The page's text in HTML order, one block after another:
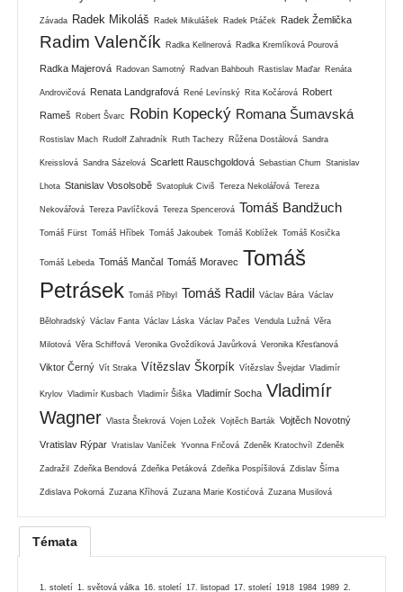
Závada Radek Mikoláš Radek Mikulášek Radek Ptáček Radek Žemlička
Radim Valenčík Radka Kellnerová Radka Kremlíková Pourová
Radka Majerová Radovan Samotný Radvan Bahbouh Rastislav Maďar Renáta
Androvičová Renata Landgrafová René Levínský Rita Kočárová Robert
Rameš Robert Švarc Robin Kopecký Romana Šumavská
Rostislav Mach Rudolf Zahradník Ruth Tachezy Růžena Dostálová Sandra
Kreisslová Sandra Sázelová Scarlett Rauschgoldová Sebastian Chum Stanislav
Lhota Stanislav Vosolsobě Svatopluk Civiš Tereza Nekolářová Tereza
Nekovářová Tereza Pavlíčková Tereza Spencerová Tomáš Bandžuch
Tomáš Fürst Tomáš Hříbek Tomáš Jakoubek Tomáš Koblížek Tomáš Kosička
Tomáš Lebeda Tomáš Mančal Tomáš Moravec Tomáš
Petrásek Tomáš Přibyl Tomáš Radil Václav Bára Václav
Bělohradský Václav Fanta Václav Láska Václav Pačes Vendula Lužná Věra
Milotová Věra Schiffová Veronika Gvoždíková Javůrková Veronika Křesťanová
Viktor Černý Vít Straka Vítězslav Škorpík Vítězslav Švejdar Vladimír
Krylov Vladimír Kusbach Vladimír Šiška Vladimír Socha Vladimír
Wagner Vlasta Štekrová Vojen Ložek Vojtěch Barták Vojtěch Novotný
Vratislav Rýpar Vratislav Vaníček Yvonna Fričová Zdeněk Kratochvíl Zdeněk
Zadražil Zdeňka Bendová Zdeňka Petáková Zdeňka Pospíšilová Zdislav Šíma
Zdislava Pokorná Zuzana Kříhová Zuzana Marie Kostićová Zuzana Musilová
Témata
1. století 1. světová válka 16. století 17. listopad 17. století 1918 1984 1989 2.